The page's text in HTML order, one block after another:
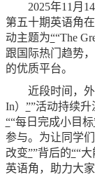
2025年11月
第五十期英语角
动主题为““The
跟国际热门趋势
的优质平台。
近段时间，
In） ””活动持续
““每日完成小目标
参与。为让同学
改变””背后的““大
英语角，助力大